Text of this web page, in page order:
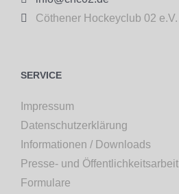

Cöthener Hockeyclub 02 e.V.
SERVICE
Impressum
Datenschutzerklärung
Informationen / Downloads
Presse- und Öffentlichkeitsarbeit
Formulare